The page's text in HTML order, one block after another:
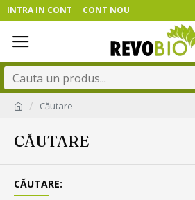
INTRA IN CONT CONT NOU
Căutare
CĂUTARE
CĂUTARE: